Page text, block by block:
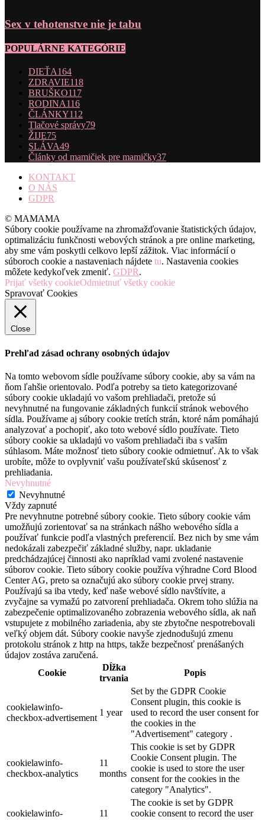
Sex v tehotenstve nie je tabu
POPULÁRNE KATEGÓRIE
DIEŤA164
ZDRAVIE118
BRUŠKO117
RODINA116
ČLÁNKY112
Tlačové správy79
ŽIJE75
SLÁVA49
Články od mamičiek pre mamičky37
KONTAKT
O NÁS
GDPR
© MAMAMA
Súbory cookie používame na zhromažďovanie štatistických údajov,
optimalizáciu funkčnosti webových stránok a pre online marketing,
aby sme vám poskytli celkovo lepší zážitok. Viac informácií o
súboroch cookie a nastaveniach nájdete tu. Nastavenia cookies
môžete kedykoľvek zmeniť. GDPR.
Prijať všetky cookieOdmietnuť všetky cookie
Spravovať Cookies
Close
Prehľad zásad ochrany osobných údajov
Na tomto webovom sídle používame súbory cookie, aby sa vám na
ňom ľahšie orientovalo. Podľa potreby sa tieto kategorizované
súbory cookie ukladajú vo vašom prehliadači, pretože sú
nevyhnutné na fungovanie základných funkcií stránok webového
sídla. Používame aj súbory cookie tretích strán, ktoré nám pomáhajú
analyzovať a pochopiť, ako toto webové sídlo používate. Tieto
súbory cookie sa ukladajú vo vašom prehliadači iba s vaším
súhlasom. Máte možnosť tieto súbory cookie odmietnuť. Ak to však
urobíte, môže to ovplyvniť vašu používateľskú skúsenosť z
prehliadania.
Nevyhnutné
Nevyhnutné
Vždy zapnuté
Pre nevyhnutne potrebné súbory cookie. Tieto súbory cookie vám
umožňujú zorientovať sa na stránkach nášho webového sídla a
používať funkcie podľa vlastných preferencií. Bez nich by sme vám
nedokázali zabezpečiť základné služby, napr. ukladanie
predchádzajúcej činnosti ako napríklad vami zvolené nastavenie
súborov cookie. Tieto súbory cookie používa výhradne Cord Blood
Center AG, preto sa označujú ako súbory cookie prvej strany.
Používajú sa iba vtedy, keď naše webové sídlo navštívite, a
zvyčajne sa vymažú po zatvorení prehliadača. Okrem toho slúžia na
zabezpečenie optimalizovaného zobrazenia webového sídla, ak naň
vstupujete z mobilného zariadenia, aby ste zbytočne nespotrebovali
veľký objem dát. Súbory cookie navyše zjednodušujú zmenu
protokolu stránok z http na https, takže bezpečnosť prenášaných
údajov zostáva zaručená.
Cookie
Dĺžka
trvania
Popis
cookielawinfo-
checkbox-advertisement
1 year
Set by the GDPR Cookie
Consent plugin, this cookie is
used to record the user consent for
the cookies in the
"Advertisement" category .
cookielawinfo-
checkbox-analytics
11
months
This cookie is set by GDPR
Cookie Consent plugin. The
cookie is used to store the user
consent for the cookies in the
category "Analytics".
cookielawinfo-
11
The cookie is set by GDPR
cookie consent to record the user